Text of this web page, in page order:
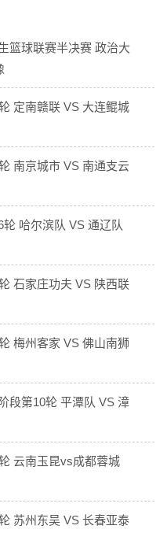
篮球联赛半决赛 政治大
定南赣联 VS 大连鲲城
南京城市 VS 南通支云
哈尔滨队 VS 通辽队
石家庄功夫 VS 陕西联
梅州客家 VS 佛山南狮
段第10轮 平潭队 VS 漳
云南玉昆vs成都蓉城
苏州东吴 VS 长春亚泰